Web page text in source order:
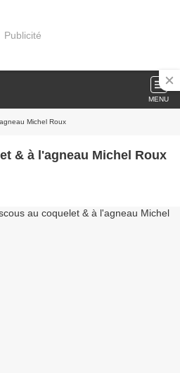
Publicité
MENU
Michel Roux
& à l'agneau Michel Roux